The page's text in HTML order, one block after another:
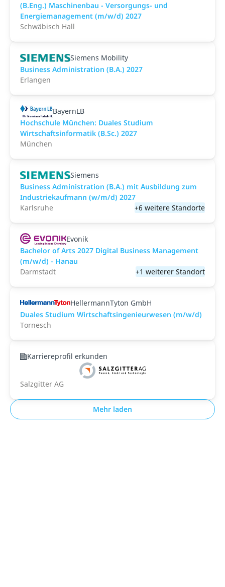
(B.Eng.) Maschinenbau - Versorgungs- und
Energiemanagement (m/w/d) 2027
Schwäbisch Hall
Siemens Mobility
Business Administration (B.A.) 2027
Erlangen
BayernLB
Hochschule München: Duales Studium
Wirtschaftsinformatik (B.Sc.) 2027
München
Siemens
Business Administration (B.A.) mit Ausbildung zum
Industriekaufmann (w/m/d) 2027
Karlsruhe
+6 weitere Standorte
Evonik
Bachelor of Arts 2027 Digital Business Management
(m/w/d) - Hanau
Darmstadt
+1 weiterer Standort
HellermannTyton GmbH
Duales Studium Wirtschaftsingenieurwesen (m/w/d)
Tornesch
Karriereprofil erkunden
Salzgitter AG
Mehr laden